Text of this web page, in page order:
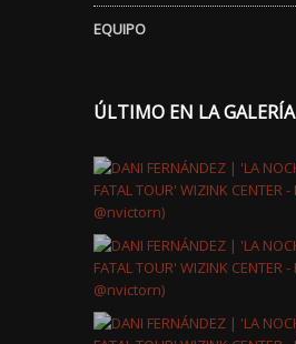
EQUIPO
ÚLTIMO EN LA GALERÍA